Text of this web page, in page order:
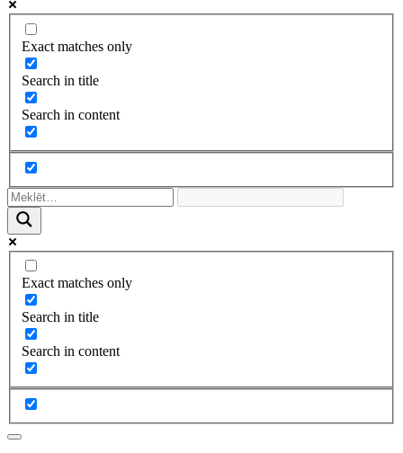
Exact matches only
Search in title
Search in content
Exact matches only
Search in title
Search in content